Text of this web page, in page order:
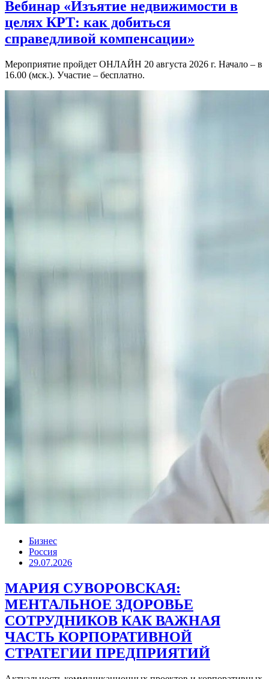
Вебинар «Изъятие недвижимости в
целях КРТ: как добиться
справедливой компенсации»
Мероприятие пройдет ОНЛАЙН 20 августа 2026 г. Начало – в
16.00 (мск.). Участие – бесплатно.
Бизнес
Россия
29.07.2026
МАРИЯ СУВОРОВСКАЯ:
МЕНТАЛЬНОЕ ЗДОРОВЬЕ
СОТРУДНИКОВ КАК ВАЖНАЯ
ЧАСТЬ КОРПОРАТИВНОЙ
СТРАТЕГИИ ПРЕДПРИЯТИЙ